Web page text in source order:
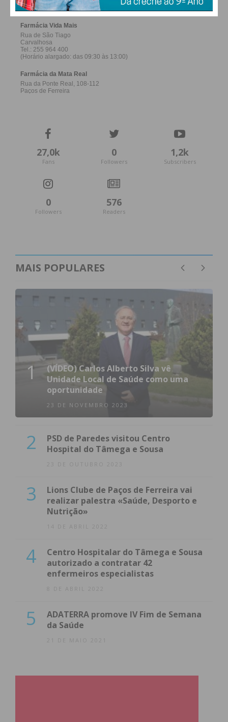
27,0k
Fans
0
Followers
1,2k
Subscribers
0
Followers
576
Readers
MAIS POPULARES
1
(VÍDEO) Carlos Alberto Silva vê
Unidade Local de Saúde como uma
oportunidade
23 DE NOVEMBRO 2023
2
PSD de Paredes visitou Centro
Hospital do Tâmega e Sousa
23 DE OUTUBRO 2023
3
Lions Clube de Paços de Ferreira vai
realizar palestra «Saúde, Desporto e
Nutrição»
14 DE ABRIL 2022
4
Centro Hospitalar do Tâmega e Sousa
autorizado a contratar 42
enfermeiros especialistas
8 DE ABRIL 2022
5
ADATERRA promove IV Fim de Semana
da Saúde
21 DE MAIO 2021